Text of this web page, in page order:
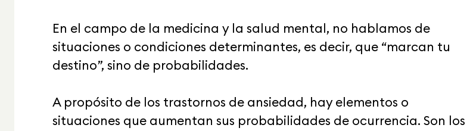
En el campo de la medicina y la salud mental, no hablamos de
situaciones o condiciones determinantes, es decir, que “marcan tu
destino”, sino de probabilidades.
A propósito de los trastornos de ansiedad, hay elementos o
situaciones que aumentan sus probabilidades de ocurrencia. Son los